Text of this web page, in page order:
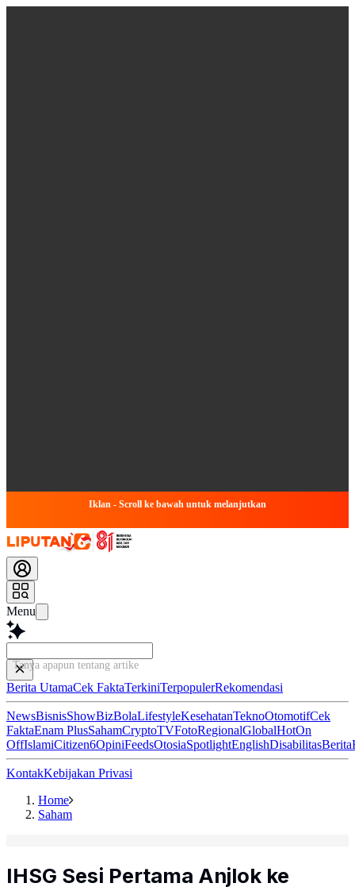
Iklan - Scroll ke bawah untuk melanjutkan
Menu
Tanya apapun tentang artikel ini...
Berita UtamaCek FaktaTerkiniTerpopulerRekomendasi
NewsBisnisShowBizBolaLifestyleKesehatanTeknoOtomotifCek
FaktaEnam PlusSahamCryptoTVFotoRegionalGlobalHotOn
OffIslamiCitizen6OpiniFeedsOtosiaSpotlightEnglishDisabilitasBerita
KontakKebijakan Privasi
Home
Saham
IHSG Sesi Pertama Anjlok ke